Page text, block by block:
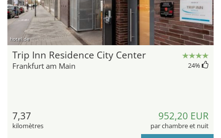
hotel.de
Trip Inn Residence City Center
Frankfurt am Main 24%
7,37
kilomètres
952,20 EUR
par chambre et nuit